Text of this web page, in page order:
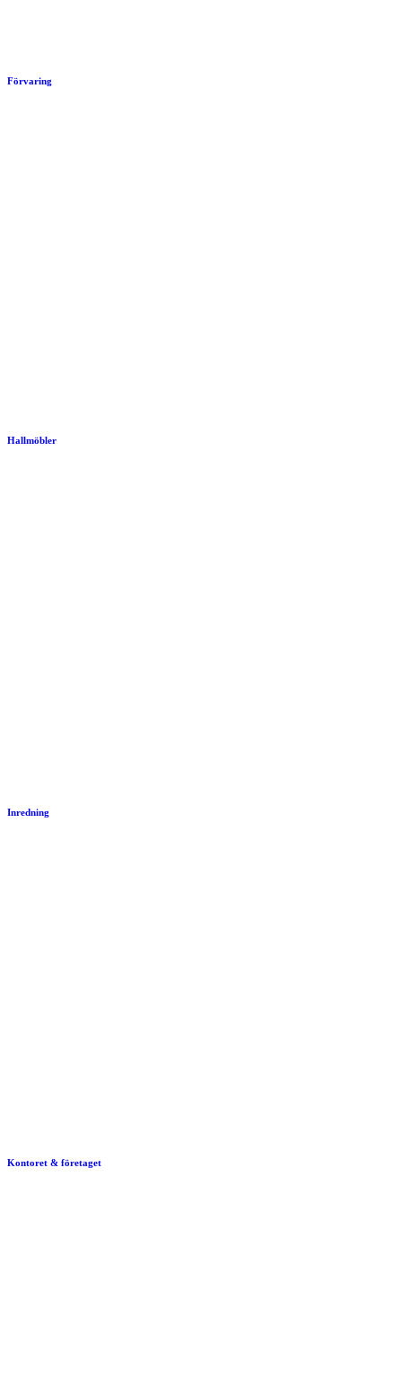
Förvaring
Hallmöbler
Inredning
Kontoret & företaget